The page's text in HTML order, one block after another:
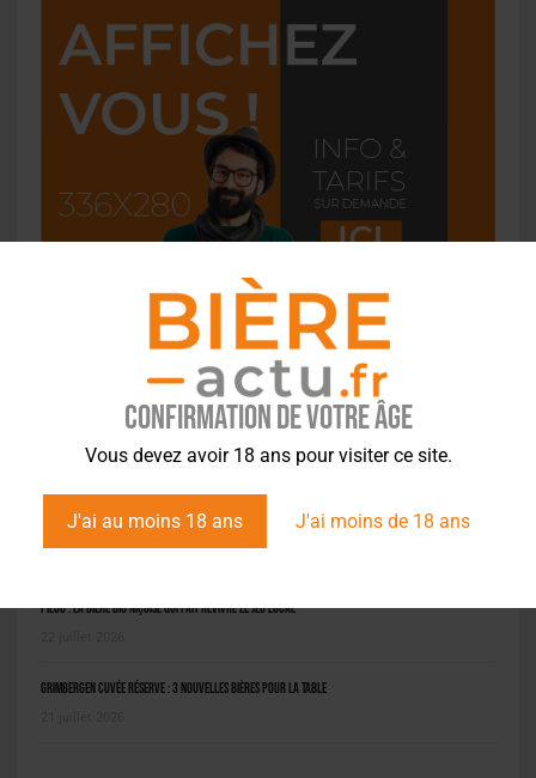
Confirmation de votre âge
Vous devez avoir 18 ans pour visiter ce site.
J'ai au moins 18 ans J'ai moins de 18 ans
L'ACTU EN BREF
Molson Coors : bénéfice en net repli au deuxième trimestre
Pilou : la bière bio niçoise qui fait revivre le jeu local
Grimbergen Cuvée Réserve : 3 nouvelles bières pour la table